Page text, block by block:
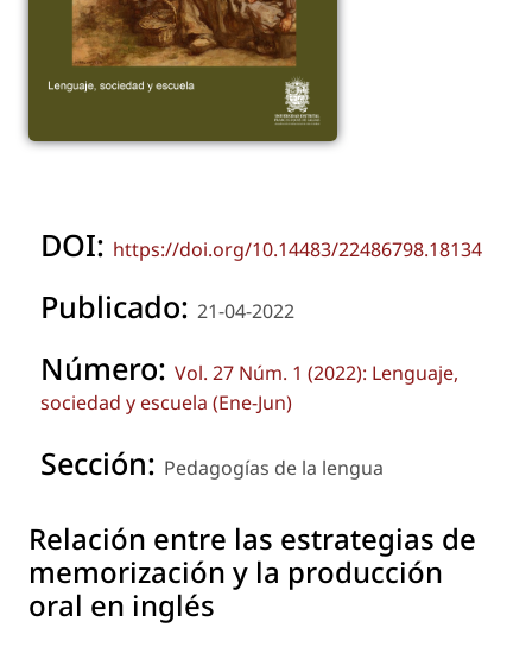
DOI: https://doi.org/10.14483/22486798.18134
Publicado: 21-04-2022
Número: Vol. 27 Núm. 1 (2022): Lenguaje,
sociedad y escuela (Ene-Jun)
Sección: Pedagogías de la lengua
Relación entre las estrategias de
memorización y la producción
oral en inglés